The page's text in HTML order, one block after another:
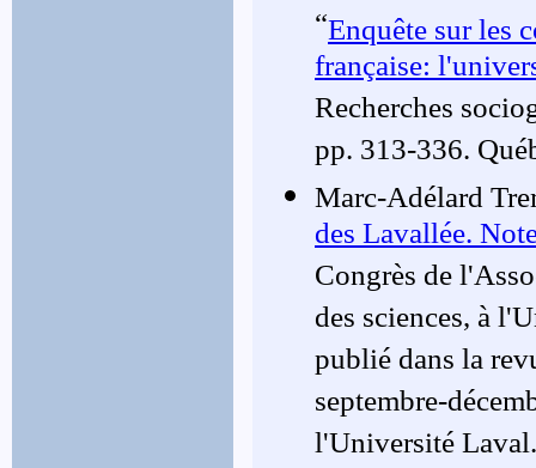
“Enquête sur les
française:
Recherches
pp. 313-336.
Marc-Adélard
des Lavallée.
Congrès de
des sciences, à
publié dans la
septembre-
l'Université Laval.